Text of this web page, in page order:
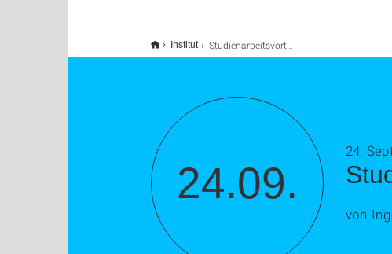
Institut Studienarbeitsvortrag
24.09.
24.
von